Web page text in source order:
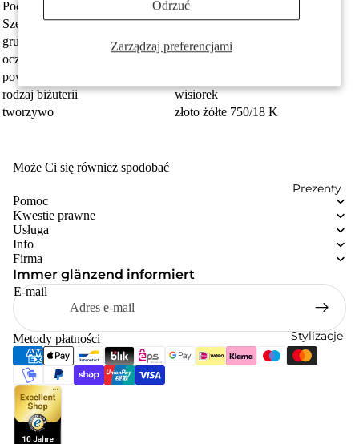
Zarządzaj preferencjami
Odrzuć
Prezenty
Stylizacje
Pochodzenie
Made in Italy
Szerokość
12 mm
grubość materiału
3.5 mm
oczko przyczepy
powłoka
rodzaj biżuterii
wisiorek
tworzywo
złoto żółte 750/18 K
Może Ci się również spodobać
Pomoc
Kwestie prawne
Usługa
Info
Firma
Immer glänzend informiert
E-mail
Metody płatności